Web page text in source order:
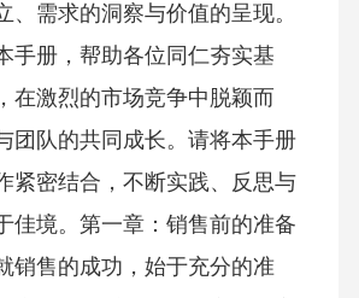
、需求的洞察与价值的呈现。
手册，帮助各位同仁夯实基
在激烈的市场竞争中脱颖而
团队的共同成长。请将本手册
紧密结合，不断实践、反思与
佳境。第一章：销售前的准备
售的成功，始于充分的准